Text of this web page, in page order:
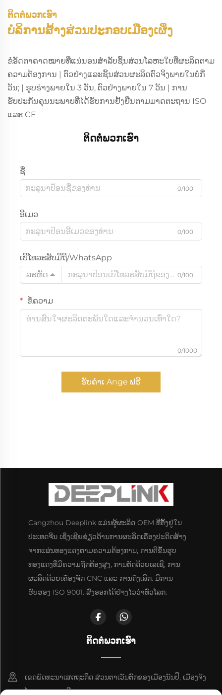
ຕິດຕໍ່ພວກເຮົາ
ບໍລິການສ້າງສ່ວນປະກອບເມືອງເຜິ່ງ
ຂໍອັດຕາຄາດໝາຍທີ່ແນ່ນອນສຳລັບຊິ້ນສ່ວນໂລຫະໃບທີ່ຜະລິດຕາມ
ຄວາມຕ້ອງການ | ຕົວຢ່າງແລະຊິ້ນສ່ວນຜະລິດຕົວຈິງພາຍໃນບໍ່ກີ່
ວັນ; | ຮູບຮ່າງພາຍໃນ 3 ວັນ, ຕົວຢ່າງພາຍໃນ 7 ວັນ | ການ
ຮັບປະກັນຄຸນນະພາບທີ່ໄດ້ຮັບການຢັ້ງຢືນຕາມມາດຕະຖານ ISO
ແລະ CE
ຕິດຕໍ່ພວກເຮົາ
ຊື່
0/100
ອີເມວ
0/100
ເບີໂທລະສັບມືຖື/WhatsApp
ລະຫັດ
0/100
ຂໍ້ຄວາມ
0/1000
ຮັບຄຳເ Ange ຟຣີ
Cangzhou Deeplink ແມ່ນຜູ້ຜະລິດ OEM ທີ່ຕັ້ງຢູ່ໃນ
ປະເທດຈີນ ເຊິ່ງເຊີຍຊ່ຽວດ້ານການຜະລິດເຄື່ອງປະດິດສ້າງ
ຈາກແຜ່ນທອງແດງຕາມຄວາມຕ້ອງການ, ການຕີຂຶ້ນຮູບ
ທອງແດງທີ່ມີຄວາມຖືກຕ້ອງສູງ, ການຕັດດ້ວຍເລເຊີ, ການ
ຜະລິດດ້ວຍເຄື່ອງຈັກ CNC ແລະ ການດຶງເລິກ. ມີການ
ຮັບຮອງ ISO 9001. ສົ່ງອອກໄດ້ຢ່າງໄວວ່າທົ່ວໂລກ.
ຕິດຕໍ່ພວກເຮົາ
ເຂດພັດທະນາເສດຖະກິດ ສ່ວນຕາເວັນຕົກຂອງເມືອງນັນປີ, ເມືອງຈັງ
ໂຈວ, ແຂວງເຫຫີ